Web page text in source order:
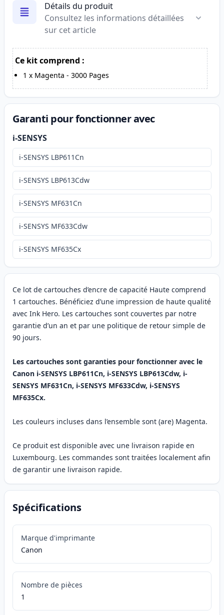
Détails du produit
Consultez les informations détaillées
sur cet article
Ce kit comprend :
1 x Magenta - 3000 Pages
Ce lot de cartouches d’encre de capacité Haute comprend
1 cartouches. Bénéficiez d’une impression de haute qualité
avec Ink Hero. Les cartouches sont couvertes par notre
garantie d’un an et par une politique de retour simple de
90 jours.
Les cartouches sont garanties pour fonctionner avec le
Canon i-SENSYS LBP611Cn, i-SENSYS LBP613Cdw, i-
SENSYS MF631Cn, i-SENSYS MF633Cdw, i-SENSYS
MF635Cx.
Les couleurs incluses dans l’ensemble sont (are) Magenta.
Ce produit est disponible avec une livraison rapide en
Luxembourg. Les commandes sont traitées localement afin
de garantir une livraison rapide.
Spécifications
Marque d'imprimante
Canon
Nombre de pièces
1
Garanti pour fonctionner avec
i-SENSYS
i-SENSYS LBP611Cn
i-SENSYS LBP613Cdw
i-SENSYS MF631Cn
i-SENSYS MF633Cdw
i-SENSYS MF635Cx